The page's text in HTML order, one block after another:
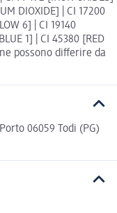
DIOXIDE] | CI 17200
6] | CI 19140
1] | CI 45380 [RED
possono differire da
06059 Todi (PG)